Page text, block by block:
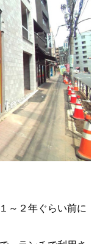
～２年ぐらい前に